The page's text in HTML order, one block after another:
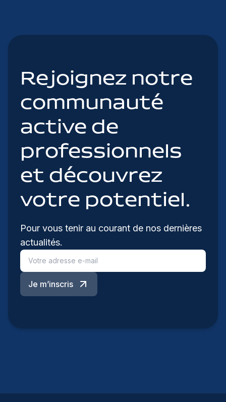
Rejoignez notre
communauté
active de
professionnels
et découvrez
votre potentiel.
Pour vous tenir au courant de nos dernières
actualités.
Je m’inscris